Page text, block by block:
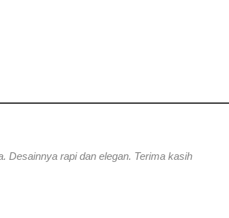
Desainnya rapi dan elegan. Terima kasih